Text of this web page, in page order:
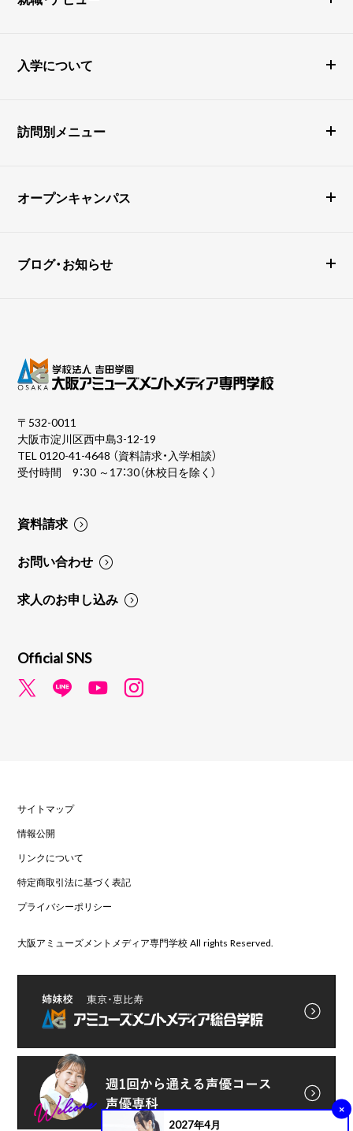
2027年4月
×
入学について
訪問別メニュー
オープンキャンパス
ブログ・お知らせ
〒532-0011
大阪市淀川区西中島3-12-19
TEL0120-41-4648 （資料請求・入学相談）
受付時間 9：30 ～17：30（休校日を除く）
資料請求
お問い合わせ
求人のお申し込み
Official SNS
サイトマップ
情報公開
リンクについて
特定商取引法に基づく表記
プライバシーポリシー
大阪アミューズメントメディア専門学校 All rights Reserved.